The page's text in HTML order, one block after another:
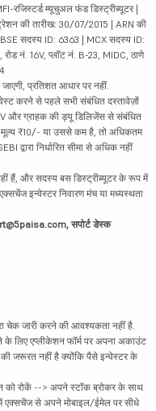
रजिस्टर्ड म्यूचुअल फंड डिस्ट्रीब्यूटर |
की तारीख: 30/07/2015 | ARN की
सदस्य ID: 6363 | MCX सदस्य ID:
नं. 16V, प्लॉट नं. B-23, MIDC, ठाणे
प्रतिशत आधार पर नहीं.
करने से पहले सभी संबंधित दस्तावेज़ों
और ग्राहक की ड्यू डिलिजेंस से संबंधित
मूल्य ₹10/- या उससे कम है, तो अधिकतम
द्वारा निर्धारित सीमा से अधिक नहीं
हैं, और सदस्य बस डिस्ट्रीब्यूटर के रूप में
इन्वेस्टर निवारण मंच या मध्यस्थता
सपोर्ट डेस्क
चेक जारी करने की आवश्यकता नहीं है.
लिए एप्लीकेशन फॉर्म पर अपना अकाउंट
जरूरत नहीं है क्योंकि पैसे इन्वेस्टर के
रोकें --> अपने स्टॉक ब्रोकर के साथ
से अपने मोबाइल/ईमेल पर सीधे